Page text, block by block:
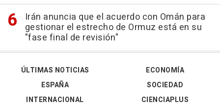
Irán anuncia que el acuerdo con Omán para
gestionar el estrecho de Ormuz está en su
"fase final de revisión"
ÚLTIMAS NOTICIAS
ESPAÑA
INTERNACIONAL
ECONOMÍA
SOCIEDAD
CIENCIAPLUS